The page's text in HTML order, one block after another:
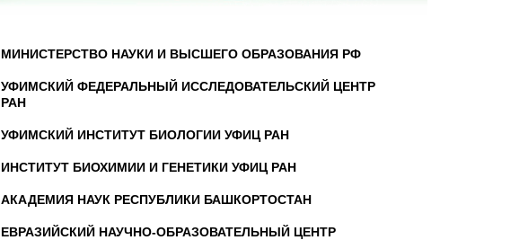
МИНИСТЕРСТВО НАУКИ И ВЫСШЕГО ОБРАЗОВАНИЯ РФ
УФИМСКИЙ ФЕДЕРАЛЬНЫЙ ИССЛЕДОВАТЕЛЬСКИЙ ЦЕНТР
РАН
УФИМСКИЙ ИНСТИТУТ БИОЛОГИИ УФИЦ РАН
ИНСТИТУТ БИОХИМИИ И ГЕНЕТИКИ УФИЦ РАН
АКАДЕМИЯ НАУК РЕСПУБЛИКИ БАШКОРТОСТАН
ЕВРАЗИЙСКИЙ НАУЧНО-ОБРАЗОВАТЕЛЬНЫЙ ЦЕНТР